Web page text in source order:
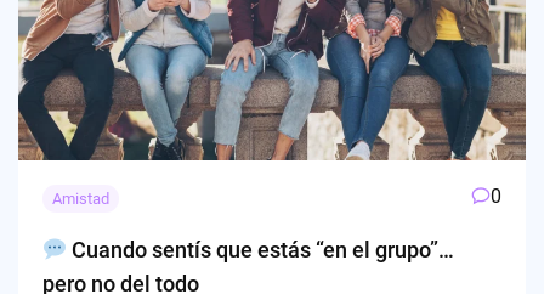
Amistad 0
Cuando sentís que estás “en el grupo”…
pero no del todo